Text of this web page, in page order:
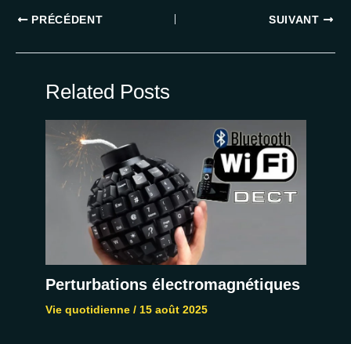
PRÉCÉDENT SUIVANT
Related Posts
Perturbations électromagnétiques
Vie quotidienne/ 15 août 2025